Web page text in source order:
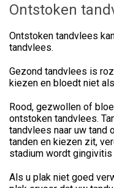
Ontstoken
Ontstoken tandvlees
tandvlees.
Gezond tandvlees is
kiezen en bloedt niet
Rood, gezwollen of
ontstoken tandvlees.
tandvlees naar uw tand
tanden en kiezen zit,
stadium wordt gingivitis
Als u plak niet goed